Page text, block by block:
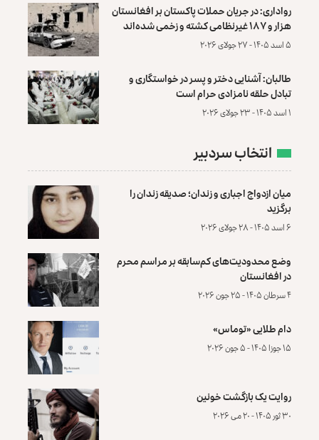
رواداری: در جریان حملات پاکستان بر افغانستان
هزار و ۱۸۷ غیرنظامی کشته و زخمی شده‌اند
۵ اسد ۱۴۰۵ - ۲۷ جولای ۲۰۲۶
طالبان: آشنایی دختر و پسر در خواستگاری و
تبادل حلقه نامزادی حرام است
۱ اسد ۱۴۰۵ - ۲۳ جولای ۲۰۲۶
انتخاب سردبیر
میان ازدواج اجباری و زندان؛ صدیقه زندان را
برگزید
۶ اسد ۱۴۰۵ - ۲۸ جولای ۲۰۲۶
وضع محدودیت‌های کم‌سابقه بر مراسم محرم
در افغانستان
۴ سرطان ۱۴۰۵ - ۲۵ جون ۲۰۲۶
دام طلایی «توماس»
۱۵ جوزا ۱۴۰۵ - ۵ جون ۲۰۲۶
روایت یک بازگشت خونین
۳۰ ثور ۱۴۰۵ - ۲۰ می ۲۰۲۶